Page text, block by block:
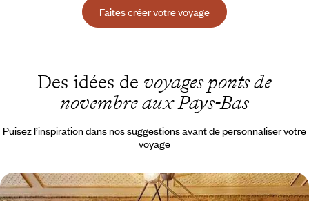
Faites créer votre voyage
Des idées de voyages ponts de
novembre aux Pays-Bas
Puisez l’inspiration dans nos suggestions avant de personnaliser votre
voyage
Trois jours à Amsterdam - De l’art et des canaux